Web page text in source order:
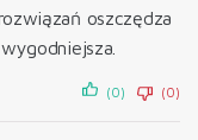
oszczędza
(0) (0)